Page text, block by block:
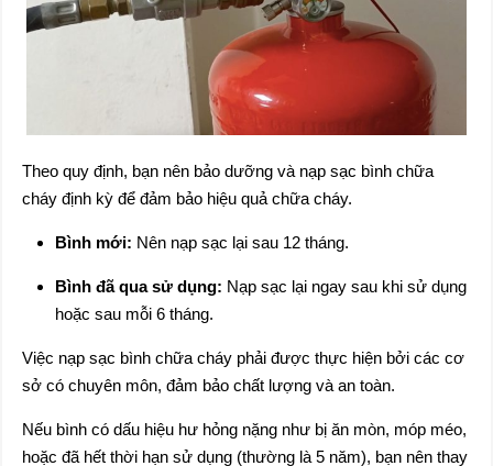
Theo quy định, bạn nên bảo dưỡng và nạp sạc bình chữa
cháy định kỳ để đảm bảo hiệu quả chữa cháy.
Bình mới: Nên nạp sạc lại sau 12 tháng.
Bình đã qua sử dụng: Nạp sạc lại ngay sau khi sử dụng
hoặc sau mỗi 6 tháng.
Việc nạp sạc bình chữa cháy phải được thực hiện bởi các cơ
sở có chuyên môn, đảm bảo chất lượng và an toàn.
Nếu bình có dấu hiệu hư hỏng nặng như bị ăn mòn, móp méo,
hoặc đã hết thời hạn sử dụng (thường là 5 năm), bạn nên thay